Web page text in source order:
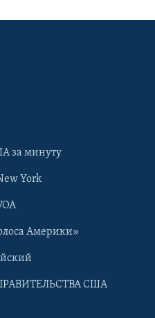
за минуту
York
Америки»
США